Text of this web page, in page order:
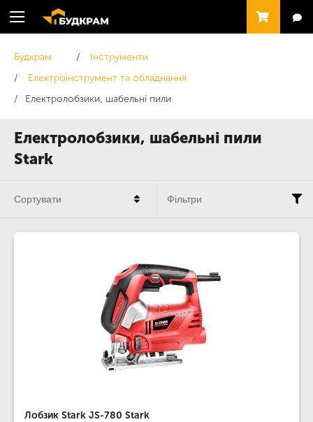
Електролобзики, шабельні пили
Stark
Будкрам
Інструменти
Електроінструмент та обладнання
Електролобзики, шабельні пили
Лобзик Stark JS-780 Stark
Сортувати Фільтри